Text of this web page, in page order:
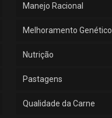
Manejo Racional
Melhoramento Genético
Nutrição
Pastagens
Qualidade da Carne